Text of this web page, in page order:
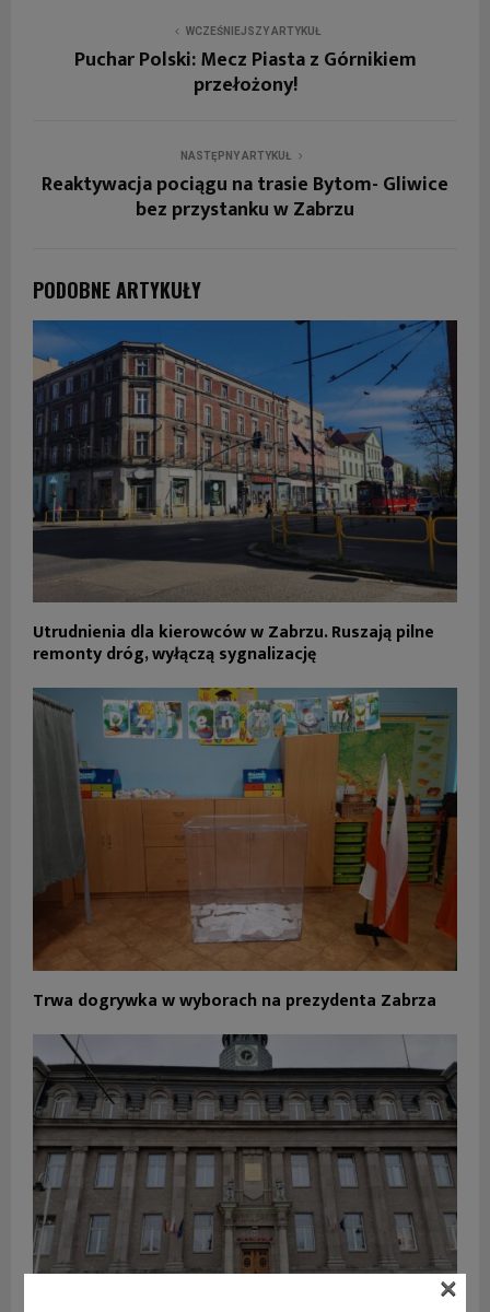
WCZEŚNIEJSZY ARTYKUŁ
Puchar Polski: Mecz Piasta z Górnikiem
przełożony!
NASTĘPNY ARTYKUŁ
Reaktywacja pociągu na trasie Bytom- Gliwice
bez przystanku w Zabrzu
PODOBNE ARTYKUŁY
Utrudnienia dla kierowców w Zabrzu. Ruszają pilne
remonty dróg, wyłączą sygnalizację
Trwa dogrywka w wyborach na prezydenta Zabrza
×